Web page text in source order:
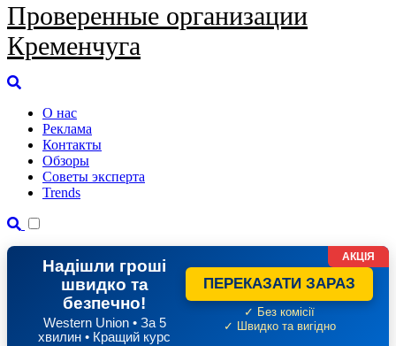
Проверенные организации
Кременчуга
О нас
Реклама
Контакты
Обзоры
Советы эксперта
Trends
Надішли гроші
швидко та
безпечно!
Western Union • За 5
хвилин • Кращий курс
ПЕРЕКАЗАТИ ЗАРАЗ
✓ Без комісії
✓ Швидко та вигідно
АКЦІЯ